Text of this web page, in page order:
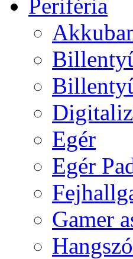
Periféria
Egér
Egér
Gamer